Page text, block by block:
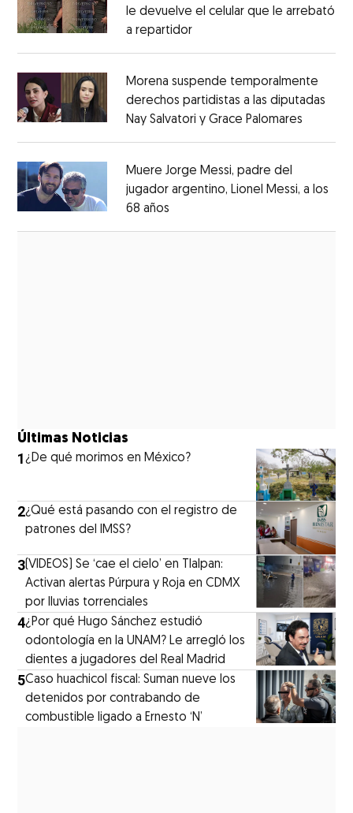
le devuelve el celular que le arrebató
a repartidorOpens in new window
Morena suspende temporalmente
derechos partidistas a las diputadas
Nay Salvatori y Grace Palomares
Muere Jorge Messi, padre del
jugador argentino, Lionel Messi, a los
68 años
Últimas Noticias
1¿De qué morimos en México?
2¿Qué está pasando con el registro de
patrones del IMSS?
3(VIDEOS) Se ‘cae el cielo’ en Tlalpan:
Activan alertas Púrpura y Roja en CDMX
por lluvias torrenciales
4¿Por qué Hugo Sánchez estudió
odontología en la UNAM? Le arregló los
dientes a jugadores del Real Madrid
5Caso huachicol fiscal: Suman nueve los
detenidos por contrabando de
combustible ligado a Ernesto ‘N’